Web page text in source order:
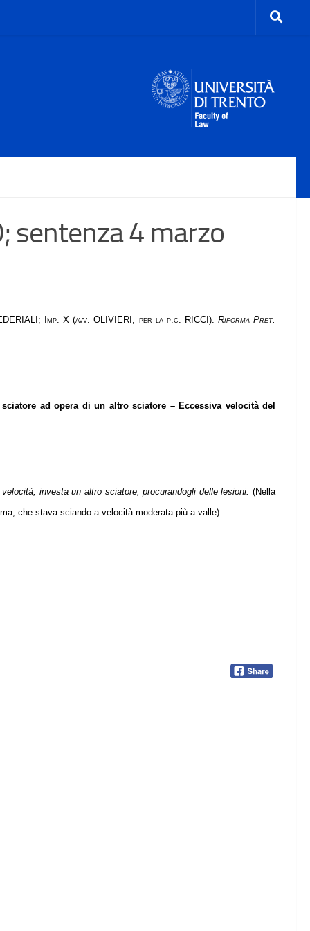
sentenza 4 marzo
Imp. X (avv. OLIVIERI, per la p.c. RICCI). Riforma Pret.
ad opera di un altro sciatore – Eccessiva velocità del
investa un altro sciatore, procurandogli delle lesioni. (Nella
che stava sciando a velocità moderata più a valle).